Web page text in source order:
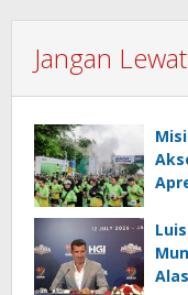
Jangan